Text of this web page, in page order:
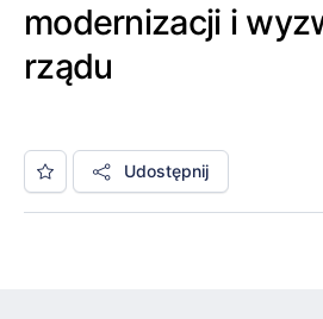
modernizacji i
rządu
Udostępnij